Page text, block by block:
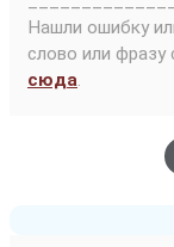
Нашли ошибку
слово или
сюда.